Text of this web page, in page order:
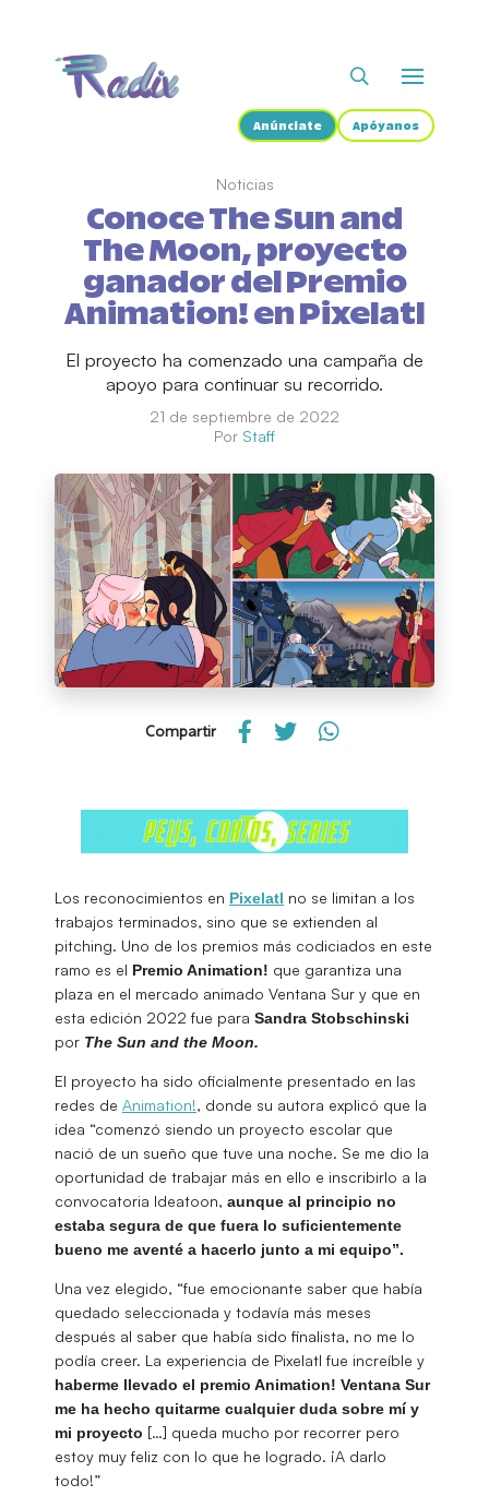
Anúnciate Apóyanos
Noticias
Conoce The Sun and
The Moon, proyecto
ganador del Premio
Animation! en Pixelatl
El proyecto ha comenzado una campaña de
apoyo para continuar su recorrido.
21 de septiembre de 2022
Por Staff
Compartir
Los reconocimientos en Pixelatl no se limitan a los
trabajos terminados, sino que se extienden al
pitching. Uno de los premios más codiciados en este
ramo es el Premio Animation! que garantiza una
plaza en el mercado animado Ventana Sur y que en
esta edición 2022 fue para Sandra Stobschinski
por The Sun and the Moon.
El proyecto ha sido oficialmente presentado en las
redes de Animation!, donde su autora explicó que la
idea “comenzó siendo un proyecto escolar que
nació de un sueño que tuve una noche. Se me dio la
oportunidad de trabajar más en ello e inscribirlo a la
convocatoria Ideatoon, aunque al principio no
estaba segura de que fuera lo suficientemente
bueno me aventé a hacerlo junto a mi equipo”.
Una vez elegido, “fue emocionante saber que había
quedado seleccionada y todavía más meses
después al saber que había sido finalista, no me lo
podía creer. La experiencia de Pixelatl fue increíble y
haberme llevado el premio Animation! Ventana Sur
me ha hecho quitarme cualquier duda sobre mí y
mi proyecto […] queda mucho por recorrer pero
estoy muy feliz con lo que he logrado. ¡A darlo
todo!”